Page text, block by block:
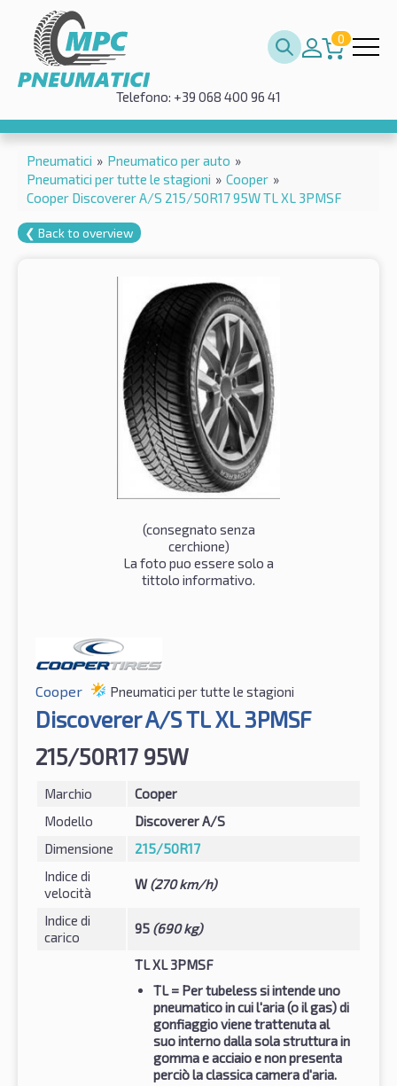
0
Telefono: +39 068 400 96 41
Pneumatici » Pneumatico per auto »
Pneumatici per tutte le stagioni » Cooper »
Cooper Discoverer A/S 215/50R17 95W TL XL 3PMSF
❮ Back to overview
(consegnato senza
cerchione)
La foto puo essere solo a
tittolo informativo.
Cooper Pneumatici per tutte le stagioni
Discoverer A/S TL XL 3PMSF
215/50R17 95W
Marchio
Cooper
Modello
Discoverer A/S
Dimensione
215/50R17
Indice di
velocità
W(270 km/h)
Indice di
carico
95 (690 kg)
TL XL 3PMSF
TL= Per tubeless si intende uno
pneumatico in cui l'aria (o il gas) di
gonfiaggio viene trattenuta al
suo interno dalla sola struttura in
gomma e acciaio e non presenta
perciò la classica camera d'aria.